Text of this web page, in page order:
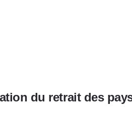
du retrait des